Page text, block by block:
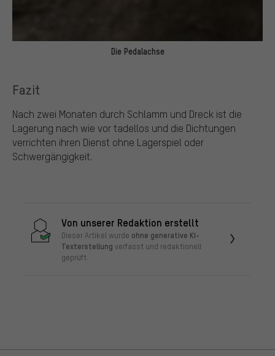
Die Pedalachse
Fazit
Nach zwei Monaten durch Schlamm und Dreck ist die
Lagerung nach wie vor tadellos und die Dichtungen
verrichten ihren Dienst ohne Lagerspiel oder
Schwergängigkeit.
Von unserer Redaktion erstellt
Dieser Artikel wurde ohne generative KI-
Texterstellung verfasst und redaktionell
geprüft.